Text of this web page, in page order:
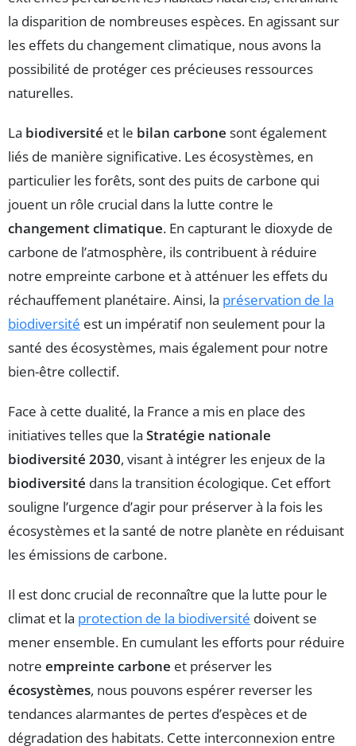
la disparition de nombreuses espèces. En agissant sur
les effets du changement climatique, nous avons la
possibilité de protéger ces précieuses ressources
naturelles.
La biodiversité et le bilan carbone sont également
liés de manière significative. Les écosystèmes, en
particulier les forêts, sont des puits de carbone qui
jouent un rôle crucial dans la lutte contre le
changement climatique. En capturant le dioxyde de
carbone de l’atmosphère, ils contribuent à réduire
notre empreinte carbone et à atténuer les effets du
réchauffement planétaire. Ainsi, la préservation de la
biodiversité est un impératif non seulement pour la
santé des écosystèmes, mais également pour notre
bien-être collectif.
Face à cette dualité, la France a mis en place des
initiatives telles que la Stratégie nationale
biodiversité 2030, visant à intégrer les enjeux de la
biodiversité dans la transition écologique. Cet effort
souligne l’urgence d’agir pour préserver à la fois les
écosystèmes et la santé de notre planète en réduisant
les émissions de carbone.
Il est donc crucial de reconnaître que la lutte pour le
climat et la protection de la biodiversité doivent se
mener ensemble. En cumulant les efforts pour réduire
notre empreinte carbone et préserver les
écosystèmes, nous pouvons espérer reverser les
tendances alarmantes de pertes d’espèces et de
dégradation des habitats. Cette interconnexion entre